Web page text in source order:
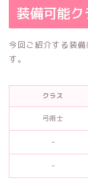
装備可能
今回ご紹介する装
す。
クラス
弓術士
–
–